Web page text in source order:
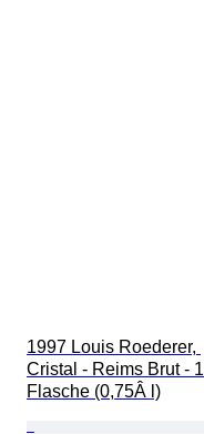
1997 Louis Roederer,
Cristal - Reims Brut - 1
Flasche (0,75Â l)